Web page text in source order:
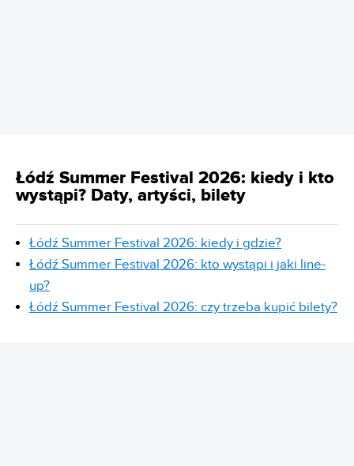
Łódź Summer Festival 2026: kiedy i kto
wystąpi? Daty, artyści, bilety
Łódź Summer Festival 2026: kiedy i gdzie?
Łódź Summer Festival 2026: kto wystąpi i jaki line-
up?
Łódź Summer Festival 2026: czy trzeba kupić bilety?